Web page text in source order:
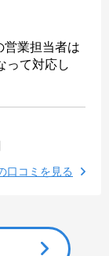
営業担当者は
って対応し
口コミを見る